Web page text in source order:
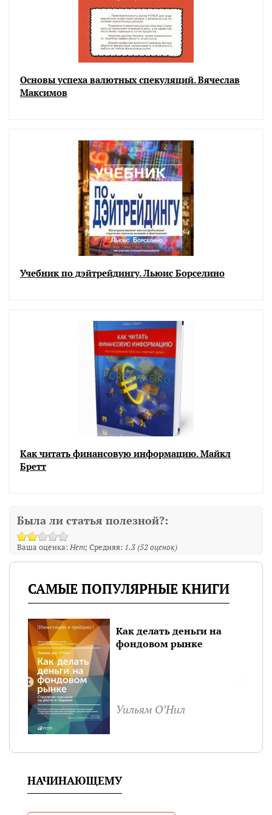
Основы успеха валютных спекуляций. Вячеслав
Максимов
Учебник по дэйтрейдингу. Льюис Борселино
Как читать финансовую информацию. Майкл
Бретт
Была ли статья полезной?:
Ваша оценка:Нет Средняя: 1.3(52оценок)
САМЫЕ ПОПУЛЯРНЫЕ КНИГИ
Как делать деньги на
фондовом рынке
Уильям О’Нил
НАЧИНАЮЩЕМУ